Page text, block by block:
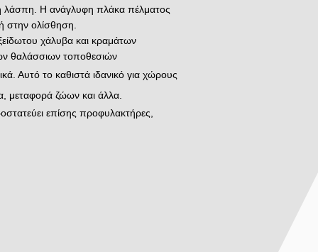
λάσπη. Η ανάγλυφη πλάκα πέλματος
στην ολίσθηση.
χάλυβα και κραμάτων
θαλάσσιων τοποθεσιών
Αυτό το καθιστά ιδανικό για χώρους
μεταφορά ζώων και άλλα.
επίσης προφυλακτήρες,